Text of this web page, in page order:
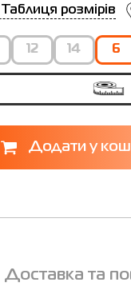
Таблиця розмірів
12 14 6
Доставка та